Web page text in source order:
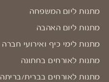
מתנות ליום המשפחה
מתנות ליום האהבה
מתנות לימי כיף ואירועי חברה
מתנות לאורחים בחתונה
מתנות לאורחים בברית/בריתה